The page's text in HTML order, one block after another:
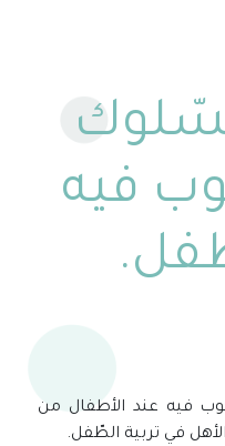
فيه
فيه عند الأطفال من
في تربية الطّفل.